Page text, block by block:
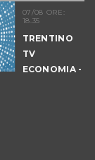
07/08 ORE:
18.35
TRENTINO
TV
ECONOMIA -